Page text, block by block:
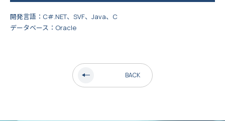
開発言語：C#.NET、SVF、Java、C
データベース：Oracle
BACK